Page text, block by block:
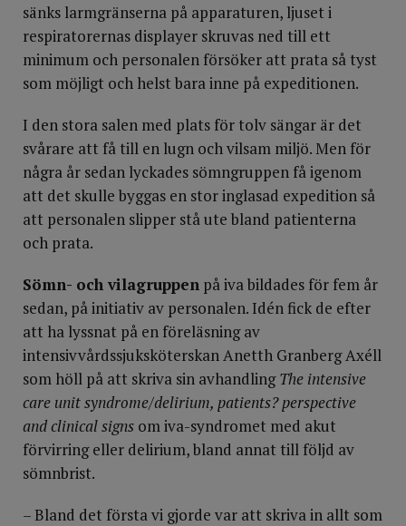
sänks larmgränserna på apparaturen, ljuset i
respiratorernas displayer skruvas ned till ett
minimum och personalen försöker att prata så tyst
som möjligt och helst bara inne på expeditionen.
I den stora salen med plats för tolv sängar är det
svårare att få till en lugn och vilsam miljö. Men för
några år sedan lyckades sömngruppen få igenom
att det skulle byggas en stor inglasad expedition så
att personalen slipper stå ute bland patienterna
och prata.
Sömn- och vilagruppen på iva bildades för fem år
sedan, på initiativ av personalen. Idén fick de efter
att ha lyssnat på en föreläsning av
intensivvårdssjuksköterskan Anetth Granberg Axéll
som höll på att skriva sin avhandlingThe intensive
care unit syndrome/delirium, patients? perspective
and clinical signs om iva-syndromet med akut
förvirring eller delirium, bland annat till följd av
sömnbrist.
– Bland det första vi gjorde var att skriva in allt som